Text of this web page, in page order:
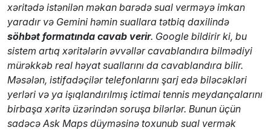
xəritədə istənilən məkan barədə sual verməyə imkan
yaradır və Gemini həmin suallara tətbiq daxilində
söhbət formatında cavab verir. Google bildirir ki, bu
sistem artıq xəritələrin əvvəllər cavablandıra bilmədiyi
mürəkkəb real həyat suallarını da cavablandıra bilir.
Məsələn, istifadəçilər telefonlarını şarj edə biləcəkləri
yerləri və ya işıqlandırılmış ictimai tennis meydançalarını
birbaşa xəritə üzərindən soruşa bilərlər. Bunun üçün
sadəcə Ask Maps düyməsinə toxunub sual vermək